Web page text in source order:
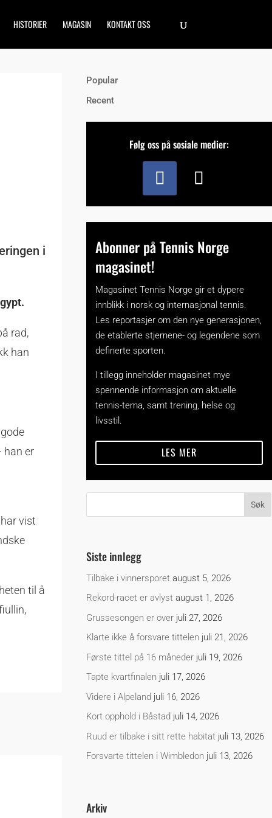
HISTORIER MAGASIN KONTAKT OSS
i
rad,
han
han er
vist
til å
Popular
Recent
Følg oss på sosiale medier:
Abonner på Tennis Norge
magasinet!
Magasinet Tennis Norge gir et dypere
innblikk i norsk og internasjonal tennis.
Les reportasjer om den nye generasjonen,
de etablerte stjernene- og legendene som
definerte sporten.
I tillegg inneholder magasinet mye
spennende informasjon om aktuelle
tennis-tema, samt trening, helse og
livsstil.
LES MER
Siste innlegg
Tilbake i vinnersporet august 5, 2026
Rekord-racet er avlyst august 1, 2026
Grussesongen er over juli 27, 2026
Klarte ikke å forsvare tittelen juli 21, 2026
Første tittel på 16 måneder juli 19, 2026
Tapte kvartfinalen juli 17, 2026
Videre i Alpeland juli 16, 2026
Kort opphold i Båstad juli 14, 2026
Ruud er tilbake i sitt rette habitat juli 13, 2026
Forsvarte tittelen i Wimbledon juli 13, 2026
Arkiv